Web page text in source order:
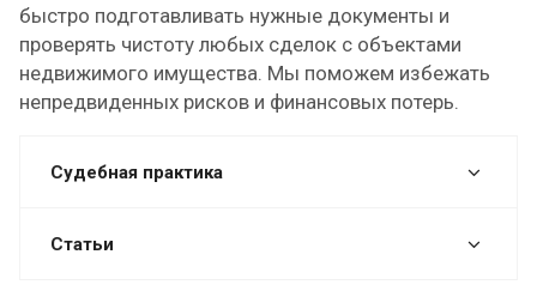
быстро подготавливать нужные документы и
проверять чистоту любых сделок с объектами
недвижимого имущества. Мы поможем избежать
непредвиденных рисков и финансовых потерь.
Судебная практика
Статьи